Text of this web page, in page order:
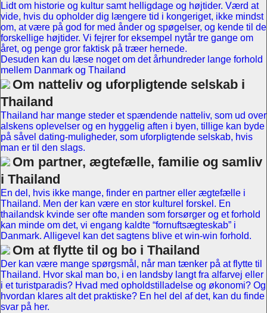
Lidt om historie og kultur samt helligdage og højtider. Værd at
vide, hvis du opholder dig længere tid i kongeriget, ikke mindst
om, at være på god for med ånder og spøgelser, og kende til de
forskellige højtider. Vi fejrer for eksempel nytår tre gange om
året, og penge gror faktisk på træer hernede.
Desuden kan du læse noget om det århundreder lange forhold
mellem Danmark og Thailand
Om natteliv og uforpligtende selskab i
Thailand
Thailand har mange steder et spændende natteliv, som ud over
alskens oplevelser og en hyggelig aften i byen, tillige kan byde
på såvel dating-muligheder, som uforpligtende selskab, hvis
man er til den slags.
Om partner, ægtefælle, familie og samliv
i Thailand
En del, hvis ikke mange, finder en partner eller ægtefælle i
Thailand. Men der kan være en stor kulturel forskel. En
thailandsk kvinde ser ofte manden som forsørger og et forhold
kan minde om det, vi engang kaldte “fornuftsægteskab” i
Danmark. Alligevel kan det sagtens blive et win-win forhold.
Om at flytte til og bo i Thailand
Der kan være mange spørgsmål, når man tænker på at flytte til
Thailand. Hvor skal man bo, i en landsby langt fra alfarvej eller
i et turistparadis? Hvad med opholdstilladelse og økonomi? Og
hvordan klares alt det praktiske? En hel del af det, kan du finde
svar på her.